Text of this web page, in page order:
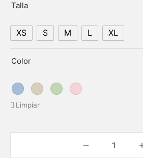
Talla
XS S M L XL
Color
Limpiar